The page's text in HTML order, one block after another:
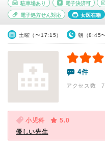
駐車場あり 電子決済可
電子処方せん対応 女医在籍
土曜（〜17:15） 朝（8:45〜
4件
アクセス数 7
小児科
5.0
優しい先生